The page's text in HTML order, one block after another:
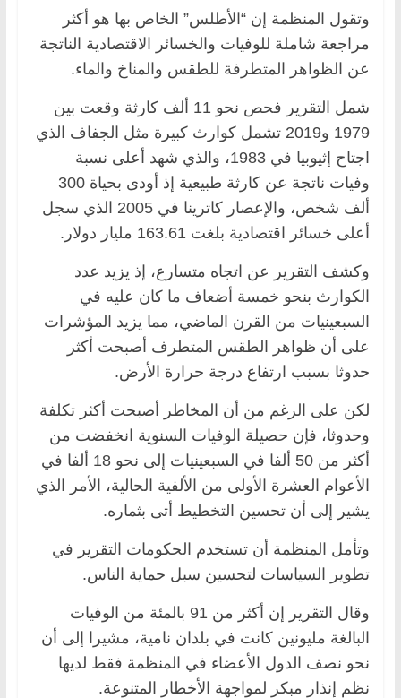
وتقول المنظمة إن “الأطلس” الخاص بها هو أكثر
مراجعة شاملة للوفيات والخسائر الاقتصادية الناتجة
عن الظواهر المتطرفة للطقس والمناخ والماء.
شمل التقرير فحص نحو 11 ألف كارثة وقعت بين
1979 و2019 تشمل كوارث كبيرة مثل الجفاف الذي
اجتاح إثيوبيا في 1983، والذي شهد أعلى نسبة
وفيات ناتجة عن كارثة طبيعية إذ أودى بحياة 300
ألف شخص، والإعصار كاترينا في 2005 الذي سجل
أعلى خسائر اقتصادية بلغت 163.61 مليار دولار.
وكشف التقرير عن اتجاه متسارع، إذ يزيد عدد
الكوارث بنحو خمسة أضعاف ما كان عليه في
السبعينيات من القرن الماضي، مما يزيد المؤشرات
على أن ظواهر الطقس المتطرف أصبحت أكثر
حدوثا بسبب ارتفاع درجة حرارة الأرض.
لكن على الرغم من أن المخاطر أصبحت أكثر تكلفة
وحدوثا، فإن حصيلة الوفيات السنوية انخفضت من
أكثر من 50 ألفا في السبعينيات إلى نحو 18 ألفا في
الأعوام العشرة الأولى من الألفية الحالية، الأمر الذي
يشير إلى أن تحسين التخطيط أتى بثماره.
وتأمل المنظمة أن تستخدم الحكومات التقرير في
تطوير السياسات لتحسين سبل حماية الناس.
وقال التقرير إن أكثر من 91 بالمئة من الوفيات
البالغة مليونين كانت في بلدان نامية، مشيرا إلى أن
نحو نصف الدول الأعضاء في المنظمة فقط لديها
نظم إنذار مبكر لمواجهة الأخطار المتنوعة.